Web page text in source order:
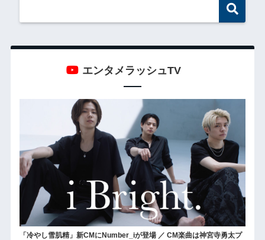
エンタメラッシュTV
「冷やし雪肌精」新CMにNumber_iが登場 ／ CM楽曲は神宮寺勇太プ